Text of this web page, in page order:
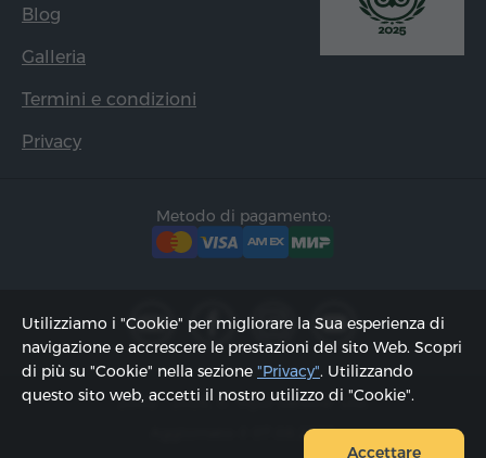
Blog
Galleria
Termini e condizioni
Privacy
Metodo di pagamento:
2002 - 2026, © "Hyur Service" Ltd;
Aggiornato il 07.08.2026
Utilizziamo i "Cookie" per migliorare la Sua esperienza di
navigazione e accrescere le prestazioni del sito Web. Scopri
di più su "Cookie" nella sezione "Privacy". Utilizzando
questo sito web, accetti il ​​nostro utilizzo di "Cookie".
Accettare